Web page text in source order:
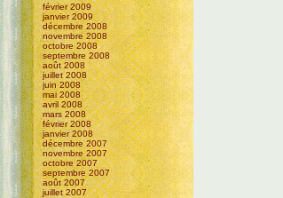
février 2009
janvier 2009
décembre 2008
novembre 2008
octobre 2008
septembre 2008
août 2008
juillet 2008
juin 2008
mai 2008
avril 2008
mars 2008
février 2008
janvier 2008
décembre 2007
novembre 2007
octobre 2007
septembre 2007
août 2007
juillet 2007